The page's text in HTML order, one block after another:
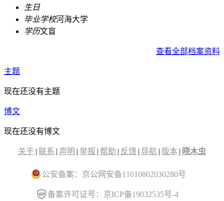
生日
毕业学校河海大学
学历文盲
查看全部档案资料
主题
现在还没有主题
博文
现在还没有博文
关于 | 联系 | 声明 | 举报 | 帮助 | 反馈 | 导航 | 版本 | 晓木虫
公安备案：京公网安备11010802030280号
备案许可证号：京ICP备19032535号-4